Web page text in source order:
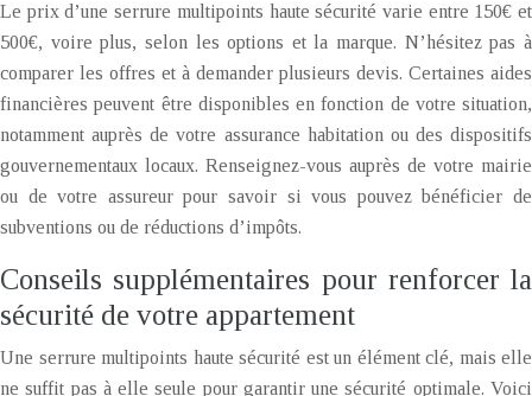
Le prix d’une serrure multipoints haute sécurité varie entre 150€ et
500€, voire plus, selon les options et la marque. N’hésitez pas à
comparer les offres et à demander plusieurs devis. Certaines aides
financières peuvent être disponibles en fonction de votre situation,
notamment auprès de votre assurance habitation ou des dispositifs
gouvernementaux locaux. Renseignez-vous auprès de votre mairie
ou de votre assureur pour savoir si vous pouvez bénéficier de
subventions ou de réductions d’impôts.
Conseils supplémentaires pour renforcer la
sécurité de votre appartement
Une serrure multipoints haute sécurité est un élément clé, mais elle
ne suffit pas à elle seule pour garantir une sécurité optimale. Voici